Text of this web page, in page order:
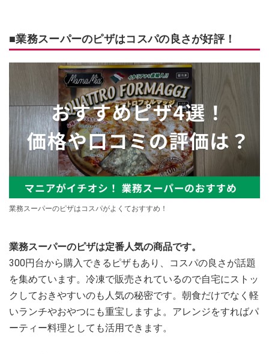
■業務スーパーのピザはコスパの良さが好評！
業務スーパーのピザはコスパがよくておすすめ！
業務スーパーのピザは定番人気の商品です。
300円台から購入できるピザもあり、コスパの良さが話題
を集めています。冷凍で販売されているので自宅にストッ
クしておきやすいのも人気の秘密です。朝食だけでなく軽
いランチやおやつにも重宝しますよ。アレンジをすればパ
ーティー料理としても活用できます。